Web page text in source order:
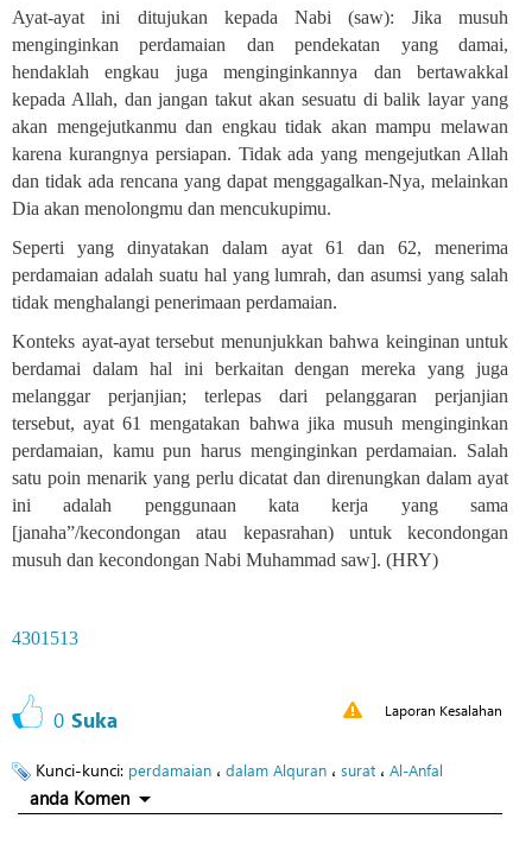
Ayat-ayat ini ditujukan kepada Nabi (saw): Jika musuh
menginginkan perdamaian dan pendekatan yang damai,
hendaklah engkau juga menginginkannya dan bertawakkal
kepada Allah, dan jangan takut akan sesuatu di balik layar yang
akan mengejutkanmu dan engkau tidak akan mampu melawan
karena kurangnya persiapan. Tidak ada yang mengejutkan Allah
dan tidak ada rencana yang dapat menggagalkan-Nya, melainkan
Dia akan menolongmu dan mencukupimu.
Seperti yang dinyatakan dalam ayat 61 dan 62, menerima
perdamaian adalah suatu hal yang lumrah, dan asumsi yang salah
tidak menghalangi penerimaan perdamaian.
Konteks ayat-ayat tersebut menunjukkan bahwa keinginan untuk
berdamai dalam hal ini berkaitan dengan mereka yang juga
melanggar perjanjian; terlepas dari pelanggaran perjanjian
tersebut, ayat 61 mengatakan bahwa jika musuh menginginkan
perdamaian, kamu pun harus menginginkan perdamaian. Salah
satu poin menarik yang perlu dicatat dan direnungkan dalam ayat
ini adalah penggunaan kata kerja yang sama
[janaha”/kecondongan atau kepasrahan) untuk kecondongan
musuh dan kecondongan Nabi Muhammad saw]. (HRY)
4301513
0 Suka Laporan Kesalahan
Kunci-kunci: perdamaian ، dalam Alquran ، surat ، Al-Anfal
anda Komen